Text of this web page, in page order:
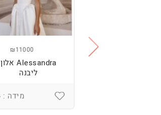
₪11000
Alessandra אלון
ליבנה
מידה : 34